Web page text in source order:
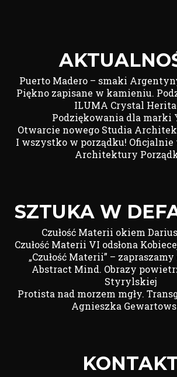
Puerto Madero – smaki
Piękno zapisane w kamieniu.
ILUMA Crystal
Podziękowania dla marki
Otwarcie nowego Studia
I wszystko w porządku!
Architektury
SZTUKA W
Czułość Materii okiem
Czułość Materii VI odsłona
„Czułość Materii” –
Abstract Mind. Obrazy
Styrylskiej
Protista nad morzem mgły.
Agnieszka